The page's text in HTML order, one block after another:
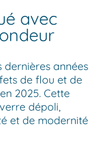
avec
dernières années
de flou et de
2025. Cette
dépoli,
et de modernité